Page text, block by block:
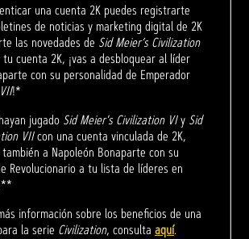
una cuenta 2K puedes registrarte
de noticias y marketing digital de 2K
las novedades de Sid Meier’s Civilization
cuenta 2K, ¡vas a desbloquear al líder
con su personalidad de Emperador
!*
jugado Sid Meier's Civilization VIy Sid
VIIcon una cuenta vinculada de 2K,
a Napoleón Bonaparte con su
Revolucionario a tu lista de líderes en
información sobre los beneficios de una
la serie Civilization, consulta aquí.